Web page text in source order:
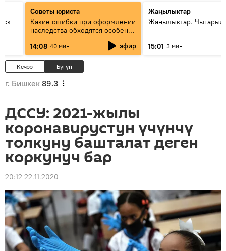
Советы юриста
Какие ошибки при оформлении
наследства обходятся особенно
дорого - советы юриста
14:08 40 мин эфир
Жаңылыктар
Жаңылыктар.
15:01 3 мин
Кечээ Бүгүн
г. Бишкек 89.3
ДССУ: 2021-жылы
коронавирустун үчүнчү
толкуну башталат деген
коркунуч бар
20:12 22.11.2020